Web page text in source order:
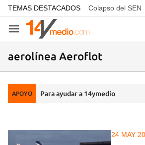
common.go-to-content
TEMAS DESTACADOS Colapso del SEN
Navegación
aerolínea Aeroflot
APOYO Para ayudar a 14ymedio
24 MAY